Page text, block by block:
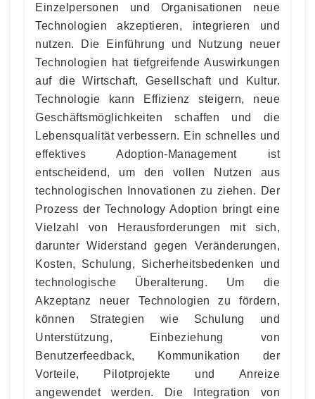
Einzelpersonen und Organisationen neue
Technologien akzeptieren, integrieren und
nutzen. Die Einführung und Nutzung neuer
Technologien hat tiefgreifende Auswirkungen
auf die Wirtschaft, Gesellschaft und Kultur.
Technologie kann Effizienz steigern, neue
Geschäftsmöglichkeiten schaffen und die
Lebensqualität verbessern. Ein schnelles und
effektives Adoption-Management ist
entscheidend, um den vollen Nutzen aus
technologischen Innovationen zu ziehen. Der
Prozess der Technology Adoption bringt eine
Vielzahl von Herausforderungen mit sich,
darunter Widerstand gegen Veränderungen,
Kosten, Schulung, Sicherheitsbedenken und
technologische Überalterung. Um die
Akzeptanz neuer Technologien zu fördern,
können Strategien wie Schulung und
Unterstützung, Einbeziehung von
Benutzerfeedback, Kommunikation der
Vorteile, Pilotprojekte und Anreize
angewendet werden. Die Integration von